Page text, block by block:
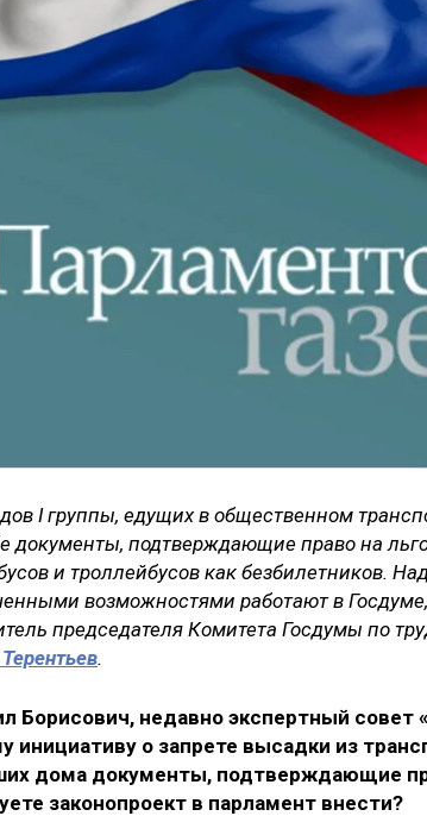
I группы, едущих в общественном
документы, подтверждающие право на
и троллейбусов как безбилетников.
возможностями работают в
председателя Комитета Госдумы по
.
Борисович, недавно экспертный совет
инициативу о запрете высадки из
дома документы, подтверждающие
законопроект в парламент внести?